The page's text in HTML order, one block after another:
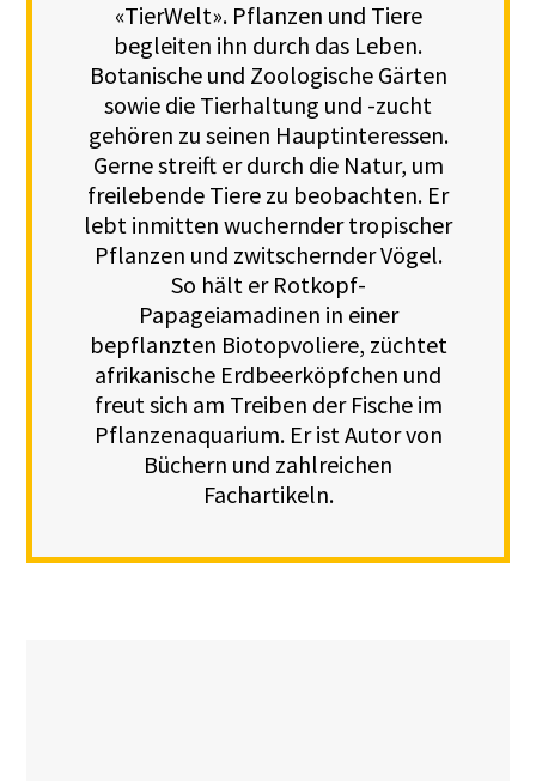
«TierWelt». Pflanzen und Tiere
begleiten ihn durch das Leben.
Botanische und Zoologische Gärten
sowie die Tierhaltung und -zucht
gehören zu seinen Hauptinteressen.
Gerne streift er durch die Natur, um
freilebende Tiere zu beobachten. Er
lebt inmitten wuchernder tropischer
Pflanzen und zwitschernder Vögel.
So hält er Rotkopf-
Papageiamadinen in einer
bepflanzten Biotopvoliere, züchtet
afrikanische Erdbeerköpfchen und
freut sich am Treiben der Fische im
Pflanzenaquarium. Er ist Autor von
Büchern und zahlreichen
Fachartikeln.